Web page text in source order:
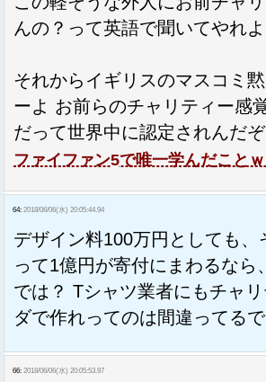
んの？って英語で聞いてやれよ
それからイギリスのマスコミ
ーよ お前らのチャリティー感
だって世界中に認定されんだぞ
ファイファン5で唯一学んだこと
64: 2018/06/06(水) 20:05:44.94
デザイン料100万円としても、
って1億円が寄付にまわるなら
では？ Tシャツ業者にもチャ
ダで作れってのは間違ってるで
66: 2018/06/06(水) 20:05:53.97